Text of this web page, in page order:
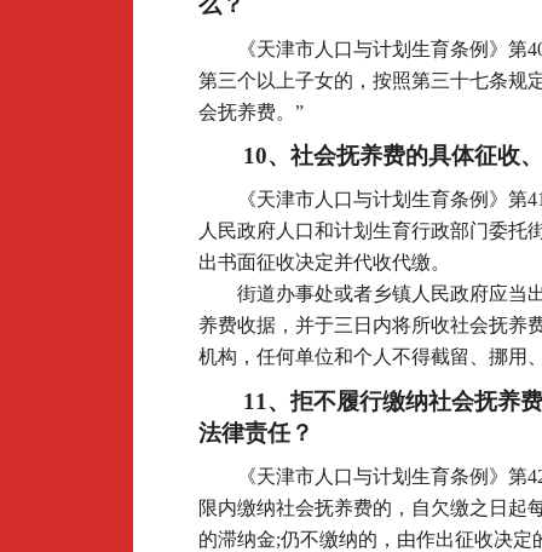
《天津市人口与计划生育条例》第
第三个以上子女的，按照第三十七条规
会抚养费。”
10、社会抚养费的具体征收
《天津市人口与计划生育条例》第
人民政府人口和计划生育行政部门委托
出书面征收决定并代收代缴。
街道办事处或者乡镇人民政府应当
养费收据，并于三日内将所收社会抚养
机构，任何单位和个人不得截留、挪用
11 、拒不履行缴纳社会抚养
法律责任？
《天津市人口与计划生育条例》第
限内缴纳社会抚养费的，自欠缴之日起
的滞纳金;仍不缴纳的，由作出征收决